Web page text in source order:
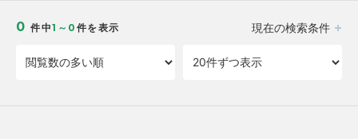
0 件中1～0 件を表示 現在の検索条件